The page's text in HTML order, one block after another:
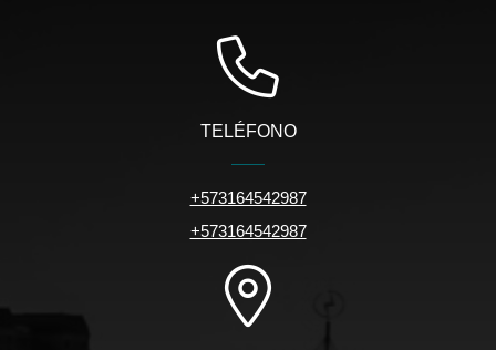
TELÉFONO
+573164542987
+573164542987